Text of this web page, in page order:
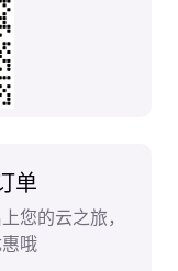
单
您的云之旅，
哦